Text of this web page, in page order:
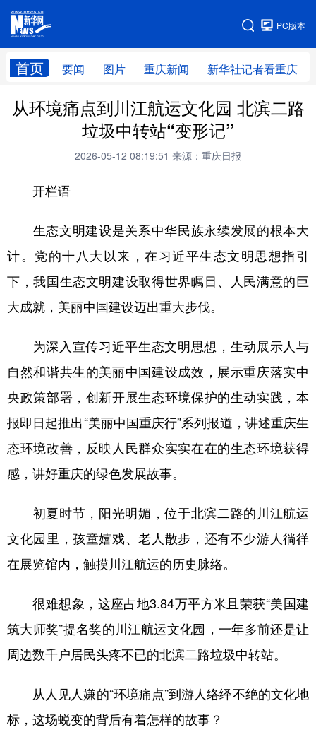
PC版本
首页 要闻 图片 重庆新闻 新华社记者看重庆
网站地图
从环境痛点到川江航运文化园 北滨二路
垃圾中转站“变形记”
2026-05-12 08:19:51 来源：重庆日报
开栏语
生态文明建设是关系中华民族永续发展的根本大
计。党的十八大以来，在习近平生态文明思想指引
下，我国生态文明建设取得世界瞩目、人民满意的巨
大成就，美丽中国建设迈出重大步伐。
为深入宣传习近平生态文明思想，生动展示人与
自然和谐共生的美丽中国建设成效，展示重庆落实中
央政策部署，创新开展生态环境保护的生动实践，本
报即日起推出“美丽中国重庆行”系列报道，讲述重庆生
态环境改善，反映人民群众实实在在的生态环境获得
感，讲好重庆的绿色发展故事。
初夏时节，阳光明媚，位于北滨二路的川江航运
文化园里，孩童嬉戏、老人散步，还有不少游人徜徉
在展览馆内，触摸川江航运的历史脉络。
很难想象，这座占地3.84万平方米且荣获“美国建
筑大师奖”提名奖的川江航运文化园，一年多前还是让
周边数千户居民头疼不已的北滨二路垃圾中转站。
从人见人嫌的“环境痛点”到游人络绎不绝的文化地
标，这场蜕变的背后有着怎样的故事？